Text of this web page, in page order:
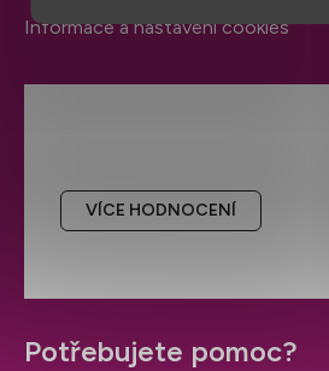
VÍCE HODNOCENÍ
Informace a nastavení cookies
Potřebujete pomoc?